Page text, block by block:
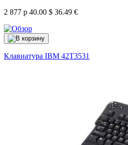
2 877 р 40.00 $ 36.49 €
Клавиатура IBM 42T3531